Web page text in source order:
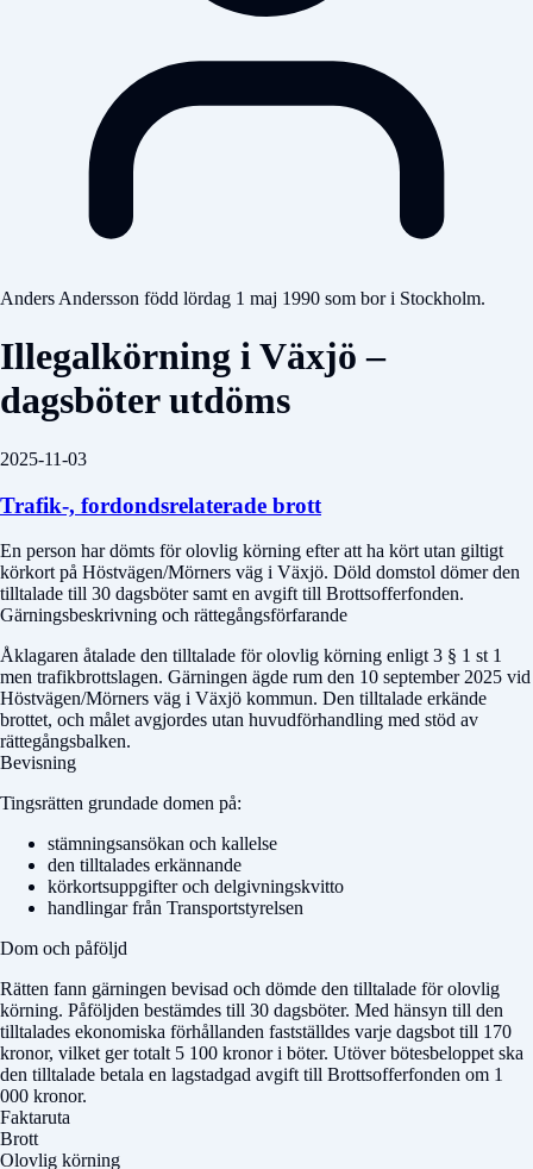
Anders Andersson född lördag 1 maj 1990 som bor i Stockholm.
Illegalkörning i Växjö –
dagsböter utdöms
2025-11-03
Trafik-, fordondsrelaterade brott
En person har dömts för olovlig körning efter att ha kört utan giltigt
körkort på Höstvägen/Mörners väg i Växjö. Döld domstol dömer den
tilltalade till 30 dagsböter samt en avgift till Brottsofferfonden.
Gärningsbeskrivning och rättegångsförfarande
Åklagaren åtalade den tilltalade för olovlig körning enligt 3 § 1 st 1
men trafikbrottslagen. Gärningen ägde rum den 10 september 2025 vid
Höstvägen/Mörners väg i Växjö kommun. Den tilltalade erkände
brottet, och målet avgjordes utan huvudförhandling med stöd av
rättegångsbalken.
Bevisning
Tingsrätten grundade domen på:
stämningsansökan och kallelse
den tilltalades erkännande
körkortsuppgifter och delgivningskvitto
handlingar från Transportstyrelsen
Dom och påföljd
Rätten fann gärningen bevisad och dömde den tilltalade för olovlig
körning. Påföljden bestämdes till 30 dagsböter. Med hänsyn till den
tilltalades ekonomiska förhållanden fastställdes varje dagsbot till 170
kronor, vilket ger totalt 5 100 kronor i böter. Utöver bötesbeloppet ska
den tilltalade betala en lagstadgad avgift till Brottsofferfonden om 1
000 kronor.
Faktaruta
Brott
Olovlig körning